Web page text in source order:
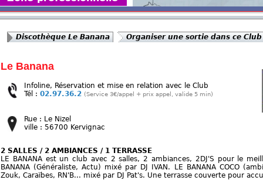
Discothèque Le Banana Organiser une sortie dans ce Club
Le Banana
Infoline, Réservation et mise en relation avec le Club
Tél : 02.97.36.2 (Service 3€/appel + prix appel, valide 5 min)
Rue : Le Nizel
ville : 56700 Kervignac
2 SALLES / 2 AMBIANCES / 1 TERRASSE
LE BANANA est un club avec 2 salles, 2 ambiances, 2DJ'S pour le
BANANA (Généraliste, Actu) mixé par DJ IVAN. LE BANANA COCO
Zouk, Caraïbes, RN'B... mixé par DJ Pat's. Une terrasse couverte pour